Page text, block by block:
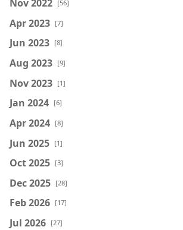
Nov 2022 [56]
Apr 2023 [7]
Jun 2023 [8]
Aug 2023 [9]
Nov 2023 [1]
Jan 2024 [6]
Apr 2024 [8]
Jun 2025 [1]
Oct 2025 [3]
Dec 2025 [28]
Feb 2026 [17]
Jul 2026 [27]